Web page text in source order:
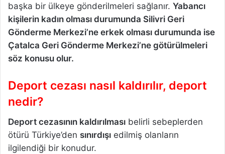
başka bir ülkeye gönderilmeleri sağlanır. Yabancı
kişilerin kadın olması durumunda Silivri Geri
Gönderme Merkezi’ne erkek olması durumunda ise
Çatalca Geri Gönderme Merkezi’ne götürülmeleri
söz konusu olur.
Deport cezası nasıl kaldırılır, deport
nedir?
Deport cezasının kaldırılması belirli sebeplerden
ötürü Türkiye’den sınırdışı edilmiş olanların
ilgilendiği bir konudur.